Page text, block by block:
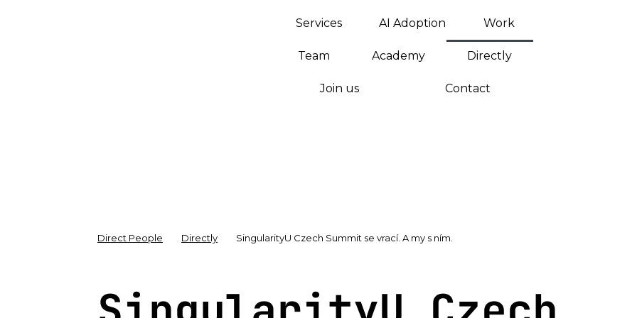
Services AI Adoption Work
Team Academy Directly
Join us Contact
Direct People Directly SingularityU Czech Summit se vrací. A my s ním.